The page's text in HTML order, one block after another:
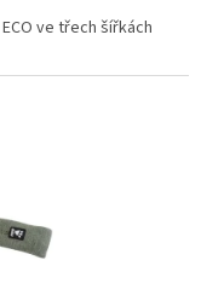
ve třech šířkách